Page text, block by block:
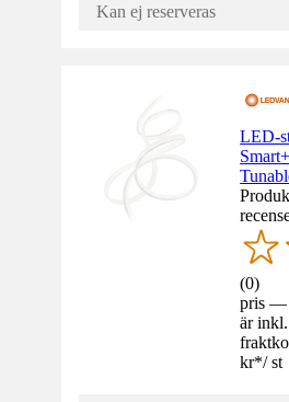
Kan ej reserveras
LED-
(0)
pris —
är
kr*/ st